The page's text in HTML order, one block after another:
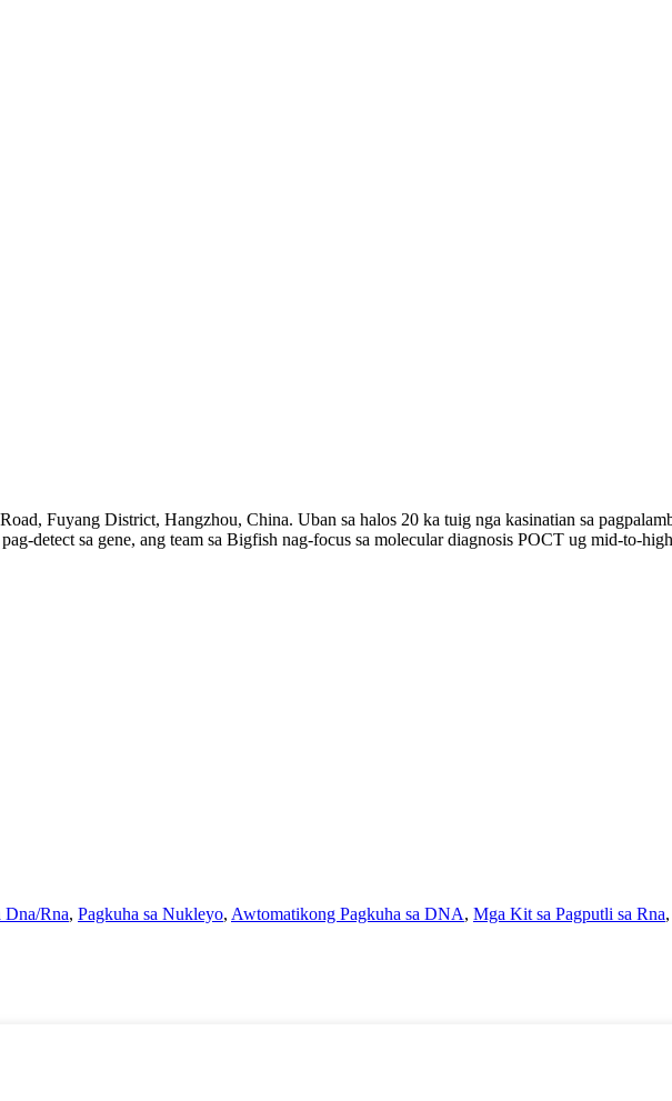
Fuyang District, Hangzhou, China. Uban sa halos 20 ka tuig nga kasinatian sa
detect sa gene, ang team sa Bigfish nag-focus sa molecular diagnosis POCT ug mid-to-
Dna/Rna, Pagkuha sa Nukleyo, Awtomatikong Pagkuha sa DNA, Mga Kit sa Pagputli sa Rna,